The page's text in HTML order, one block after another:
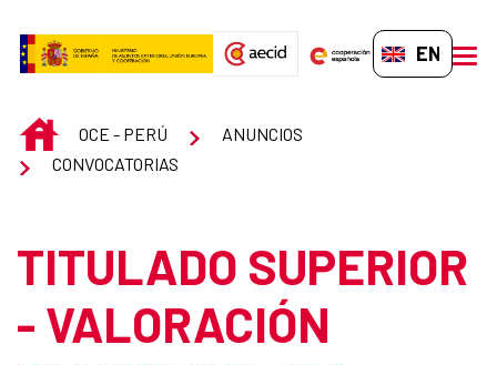
EN-GB
INICIOOCE - PERÚ
ANUNCIOS
CONVOCATORIAS
TITULADO SUPERIOR
- VALORACIÓN